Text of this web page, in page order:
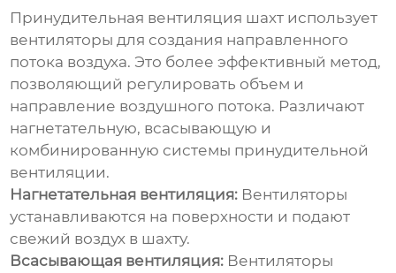
Принудительная вентиляция шахт использует
вентиляторы для создания направленного
потока воздуха. Это более эффективный метод,
позволяющий регулировать объем и
направление воздушного потока. Различают
нагнетательную, всасывающую и
комбинированную системы принудительной
вентиляции.
Нагнетательная вентиляция: Вентиляторы
устанавливаются на поверхности и подают
свежий воздух в шахту.
Всасывающая вентиляция: Вентиляторы